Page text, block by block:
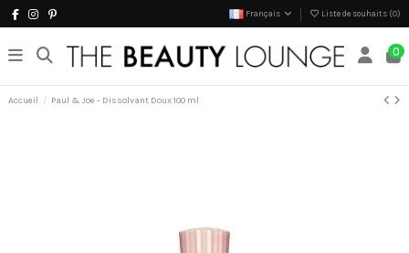
Français Liste de souhaits (0)
0
Accueil Paul & Joe - Dissolvant Doux 100 ml